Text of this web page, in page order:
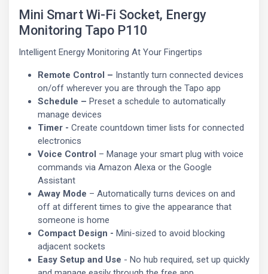
Mini Smart Wi-Fi Socket, Energy
Monitoring Tapo P110
Intelligent Energy Monitoring At Your Fingertips
Remote Control – Instantly turn connected devices
on/off wherever you are through the Tapo app
Schedule – Preset a schedule to automatically
manage devices
Timer - Create countdown timer lists for connected
electronics
Voice Control – Manage your smart plug with voice
commands via Amazon Alexa or the Google
Assistant
Away Mode – Automatically turns devices on and
off at different times to give the appearance that
someone is home
Compact Design - Mini-sized to avoid blocking
adjacent sockets
Easy Setup and Use - No hub required, set up quickly